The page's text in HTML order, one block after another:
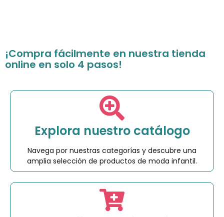
¡Compra fácilmente en nuestra tienda
online en solo 4 pasos!
Explora nuestro catálogo
Navega por nuestras categorías y descubre una
amplia selección de productos de moda infantil.